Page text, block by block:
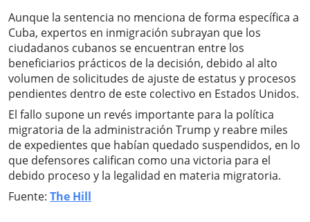
Aunque la sentencia no menciona de forma específica a
Cuba, expertos en inmigración subrayan que los
ciudadanos cubanos se encuentran entre los
beneficiarios prácticos de la decisión, debido al alto
volumen de solicitudes de ajuste de estatus y procesos
pendientes dentro de este colectivo en Estados Unidos.
El fallo supone un revés importante para la política
migratoria de la administración Trump y reabre miles
de expedientes que habían quedado suspendidos, en lo
que defensores califican como una victoria para el
debido proceso y la legalidad en materia migratoria.
Fuente: The Hill